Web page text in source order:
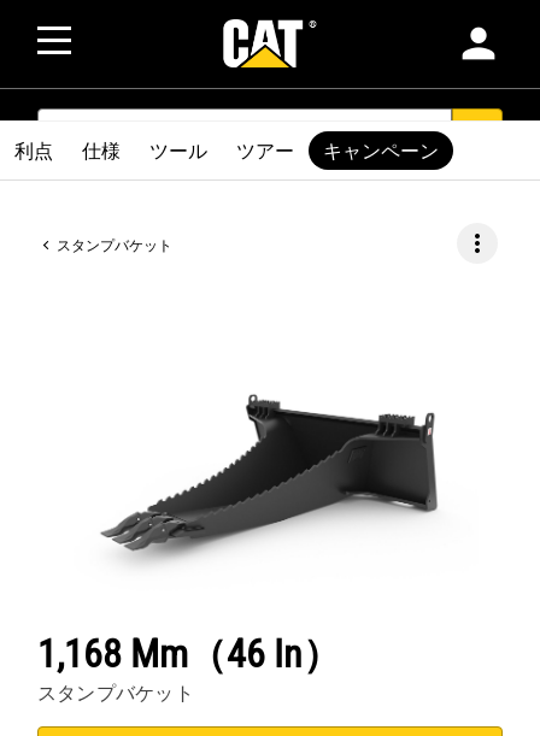
person
SEARCH
スタンプバケット more_vert
1,168 Mm（46 In）
スタンプバケット
利点 仕様 ツール ツアー キャンペーン